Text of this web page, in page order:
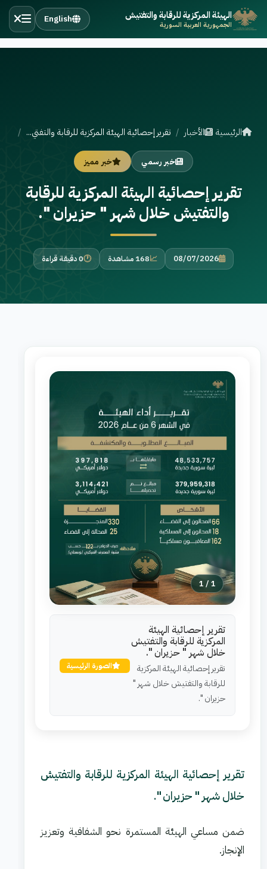
الهيئة المركزية للرقابة والتفتيش
الجمهورية العربية السورية English
الرئيسية الأخبار تقرير إحصائية الهيئة المركزية للرقابة والتفتي...
خبر رسمي خبر مميز
تقرير إحصائية الهيئة المركزية للرقابة
والتفتيش خلال شهر " حزيران ".
08/07/2026 168 مشاهدة 0 دقيقة قراءة
1
/
1
تقرير إحصائية الهيئة
المركزية للرقابة والتفتيش
خلال شهر " حزيران ".
تقرير إحصائية الهيئة المركزية
للرقابة والتفتيش خلال شهر "
حزيران ".
الصورة الرئيسية
تقرير إحصائية الهيئة المركزية للرقابة والتفتيش
خلال شهر " حزيران ".
ضمن مساعي الهيئة المستمرة نحو الشفافية وتعزيز
الإنجاز.